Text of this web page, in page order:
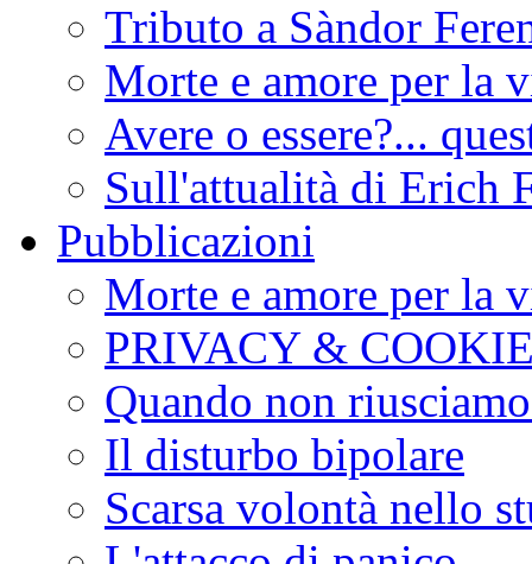
Tributo a Sàndor
Morte e amore per la
Avere o essere?...
Sull'attualità di Erich
Pubblicazioni
Morte e amore per la
PRIVACY &
Quando non
Il disturbo bipolare
Scarsa volontà nello